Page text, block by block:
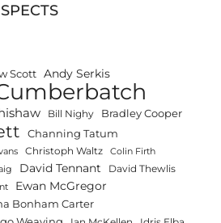
Scott Andy Serkis
Bill Nighy Bradley Cooper
Channing Tatum
Christoph Waltz Colin Firth
David Tennant David Thewlis
Ewan McGregor
Bonham Carter